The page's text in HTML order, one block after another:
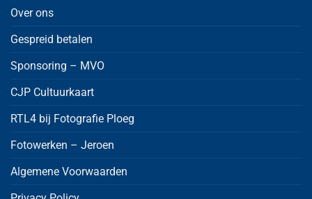
Over ons
Gespreid betalen
Sponsoring – MVO
CJP Cultuurkaart
RTL4 bij Fotografie Ploeg
Fotowerken – Jeroen
Algemene Voorwaarden